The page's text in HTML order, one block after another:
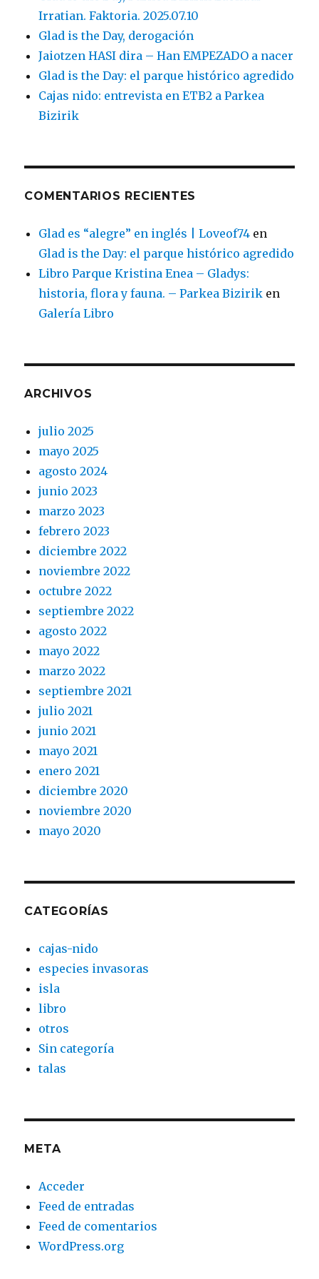
Irratian. Faktoria. 2025.07.10
Glad is the Day, derogación
Jaiotzen HASI dira – Han EMPEZADO a nacer
Glad is the Day: el parque histórico agredido
Cajas nido: entrevista en ETB2 a Parkea
Bizirik
COMENTARIOS RECIENTES
Glad es “alegre” en inglés | Loveof74 en
Glad is the Day: el parque histórico agredido
Libro Parque Kristina Enea – Gladys:
historia, flora y fauna. – Parkea Bizirik en
Galería Libro
ARCHIVOS
julio 2025
mayo 2025
agosto 2024
junio 2023
marzo 2023
febrero 2023
diciembre 2022
noviembre 2022
octubre 2022
septiembre 2022
agosto 2022
mayo 2022
marzo 2022
septiembre 2021
julio 2021
junio 2021
mayo 2021
enero 2021
diciembre 2020
noviembre 2020
mayo 2020
CATEGORÍAS
cajas-nido
especies invasoras
isla
libro
otros
Sin categoría
talas
META
Acceder
Feed de entradas
Feed de comentarios
WordPress.org